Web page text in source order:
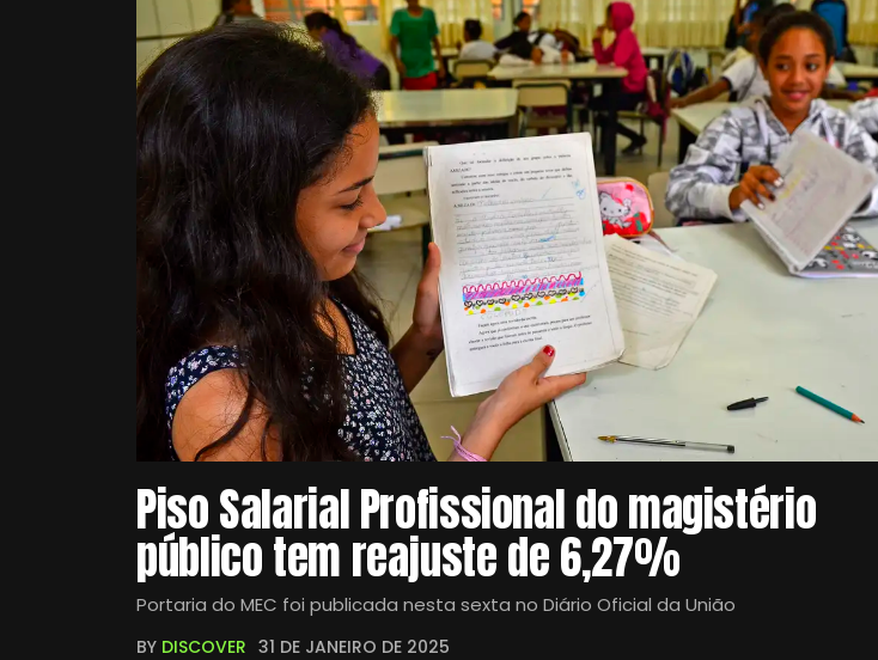
Piso Salarial Profissional do magistério
público tem reajuste de 6,27%
Portaria do MEC foi publicada nesta sexta no Diário Oficial da União
BY DISCOVER 31 DE JANEIRO DE 2025